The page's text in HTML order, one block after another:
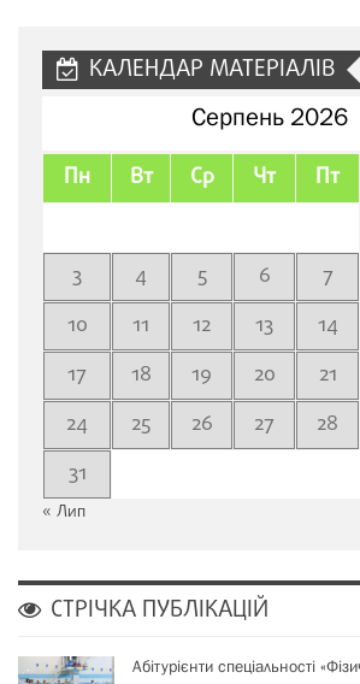
КАЛЕНДАР МАТЕРІАЛІВ
Серпень 2026
Пн Вт Ср Чт Пт
3
4 5 6 7
10
11 12 13 14
17
18 19 20 21
24
25 26 27 28
31
« Лип
СТРІЧКА ПУБЛІКАЦІЙ
Абітурієнти спеціальності